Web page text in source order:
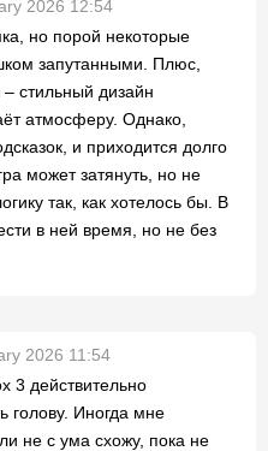
2026 12:54
но порой некоторые
запутанными. Плюс,
– стильный дизайн
атмосферу. Однако,
и приходится долго
может затянуть, но не
так, как хотелось бы. В
в ней время, но не без
2026 11:54
3 действительно
голову. Иногда мне
не с ума схожу, пока не